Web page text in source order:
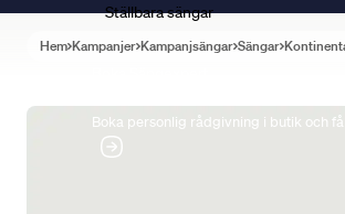
Ställbara sängar
Boka personlig rådgivning i butik och
Hem Kampanjer Kampanjsängar Sängar